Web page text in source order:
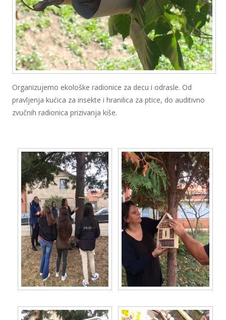
Organizujemo ekološke radionice za decu i odrasle. Od
pravljenja kućica za insekte i hranilica za ptice, do auditivno
zvučnih radionica prizivanja kiše.